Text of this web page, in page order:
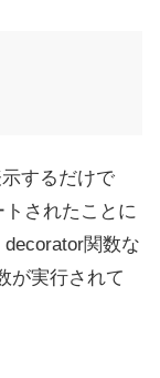
するだけで
されたことに
関数な
が実行されて